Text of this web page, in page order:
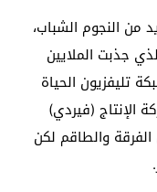
من النجوم الشباب،
جذبت الملايين
تليفزيون الحياة
الإنتاج (فيردي)
والطاقم لكن